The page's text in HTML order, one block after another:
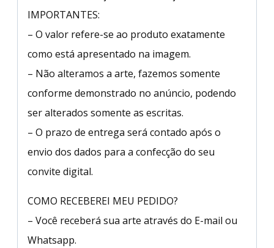
IMPORTANTES:
– O valor refere-se ao produto exatamente
como está apresentado na imagem.
– Não alteramos a arte, fazemos somente
conforme demonstrado no anúncio, podendo
ser alterados somente as escritas.
– O prazo de entrega será contado após o
envio dos dados para a confecção do seu
convite digital.
COMO RECEBEREI MEU PEDIDO?
– Você receberá sua arte através do E-mail ou
Whatsapp.